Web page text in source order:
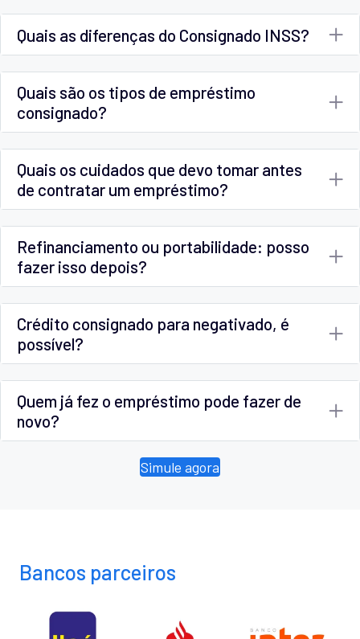
Quais as diferenças do Consignado INSS?
Quais são os tipos de empréstimo
consignado?
Quais os cuidados que devo tomar antes
de contratar um empréstimo?
Refinanciamento ou portabilidade: posso
fazer isso depois?
Crédito consignado para negativado, é
possível?
Quem já fez o empréstimo pode fazer de
novo?
Simule agora
Bancos parceiros